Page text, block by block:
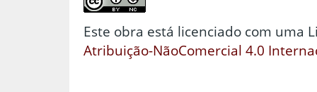
Este obra está licenciado com uma
Atribuição-NãoComercial 4.0